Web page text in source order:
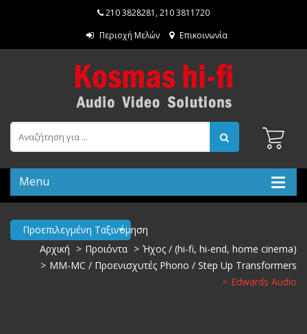
210 3828281 ,210 3811720
Περιοχή Μελών
Επικοινωνία
Menu
Προεπιλεγμένη Ταξινόμηση
Αρχική
Προιόντα
Ήχος / (hi-fi, hi-end, home cinema)
MM-MC / Προενισχυτές Phono / Step Up Transformers
Edwards Audio